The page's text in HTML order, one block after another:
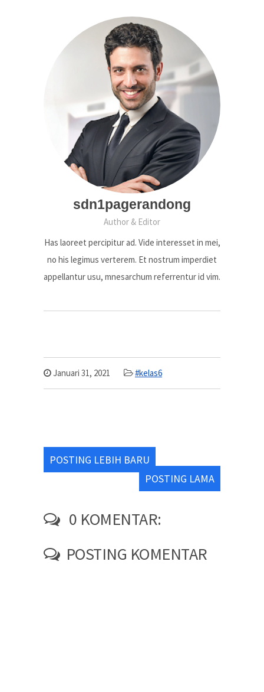
sdn1pagerandong
Author & Editor
Has laoreet percipitur ad. Vide interesset in mei,
no his legimus verterem. Et nostrum imperdiet
appellantur usu, mnesarchum referrentur id vim.
Januari 31, 2021 #kelas6
POSTING LEBIH BARU
POSTING LAMA
0 KOMENTAR:
POSTING KOMENTAR